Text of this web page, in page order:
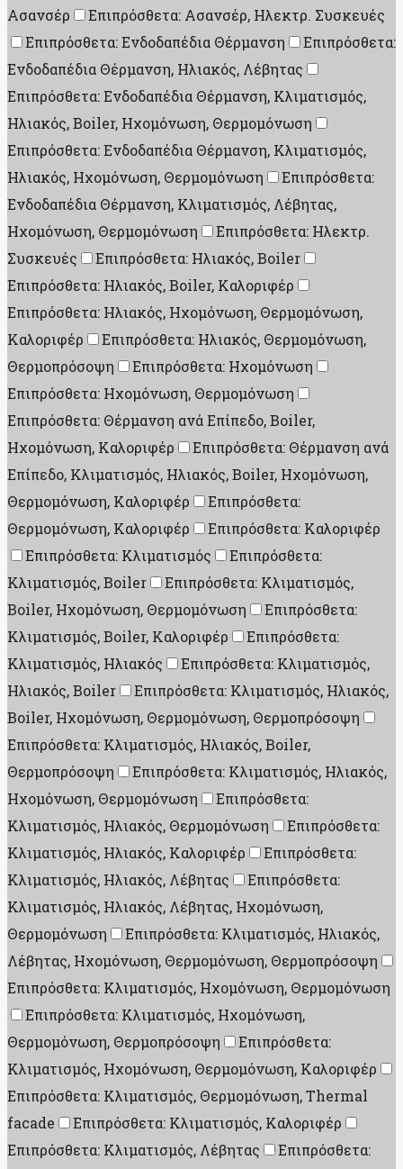
Ασανσέρ
Επιπρόσθετα: Ασανσέρ, Ηλεκτρ. Συσκευές
Επιπρόσθετα: Ενδοδαπέδια Θέρμανση
Επιπρόσθετα:
Ενδοδαπέδια Θέρμανση, Ηλιακός, Λέβητας
Επιπρόσθετα: Ενδοδαπέδια Θέρμανση, Κλιματισμός,
Ηλιακός, Boiler, Ηχομόνωση, Θερμομόνωση
Επιπρόσθετα: Ενδοδαπέδια Θέρμανση, Κλιματισμός,
Ηλιακός, Ηχομόνωση, Θερμομόνωση
Επιπρόσθετα:
Ενδοδαπέδια Θέρμανση, Κλιματισμός, Λέβητας,
Ηχομόνωση, Θερμομόνωση
Επιπρόσθετα: Ηλεκτρ.
Συσκευές
Επιπρόσθετα: Ηλιακός, Boiler
Επιπρόσθετα: Ηλιακός, Boiler, Καλοριφέρ
Επιπρόσθετα: Ηλιακός, Ηχομόνωση, Θερμομόνωση,
Καλοριφέρ
Επιπρόσθετα: Ηλιακός, Θερμομόνωση,
Θερμοπρόσοψη
Επιπρόσθετα: Ηχομόνωση
Επιπρόσθετα: Ηχομόνωση, Θερμομόνωση
Επιπρόσθετα: Θέρμανση ανά Επίπεδο, Boiler,
Ηχομόνωση, Καλοριφέρ
Επιπρόσθετα: Θέρμανση ανά
Επίπεδο, Κλιματισμός, Ηλιακός, Boiler, Ηχομόνωση,
Θερμομόνωση, Καλοριφέρ
Επιπρόσθετα:
Θερμομόνωση, Καλοριφέρ
Επιπρόσθετα: Καλοριφέρ
Επιπρόσθετα: Κλιματισμός
Επιπρόσθετα:
Κλιματισμός, Boiler
Επιπρόσθετα: Κλιματισμός,
Boiler, Ηχομόνωση, Θερμομόνωση
Επιπρόσθετα:
Κλιματισμός, Boiler, Καλοριφέρ
Επιπρόσθετα:
Κλιματισμός, Ηλιακός
Επιπρόσθετα: Κλιματισμός,
Ηλιακός, Boiler
Επιπρόσθετα: Κλιματισμός, Ηλιακός,
Boiler, Ηχομόνωση, Θερμομόνωση, Θερμοπρόσοψη
Επιπρόσθετα: Κλιματισμός, Ηλιακός, Boiler,
Θερμοπρόσοψη
Επιπρόσθετα: Κλιματισμός, Ηλιακός,
Ηχομόνωση, Θερμομόνωση
Επιπρόσθετα:
Κλιματισμός, Ηλιακός, Θερμομόνωση
Επιπρόσθετα:
Κλιματισμός, Ηλιακός, Καλοριφέρ
Επιπρόσθετα:
Κλιματισμός, Ηλιακός, Λέβητας
Επιπρόσθετα:
Κλιματισμός, Ηλιακός, Λέβητας, Ηχομόνωση,
Θερμομόνωση
Επιπρόσθετα: Κλιματισμός, Ηλιακός,
Λέβητας, Ηχομόνωση, Θερμομόνωση, Θερμοπρόσοψη
Επιπρόσθετα: Κλιματισμός, Ηχομόνωση, Θερμομόνωση
Επιπρόσθετα: Κλιματισμός, Ηχομόνωση,
Θερμομόνωση, Θερμοπρόσοψη
Επιπρόσθετα:
Κλιματισμός, Ηχομόνωση, Θερμομόνωση, Καλοριφέρ
Επιπρόσθετα: Κλιματισμός, Θερμομόνωση, Thermal
facade
Επιπρόσθετα: Κλιματισμός, Καλοριφέρ
Επιπρόσθετα: Κλιματισμός, Λέβητας
Επιπρόσθετα: